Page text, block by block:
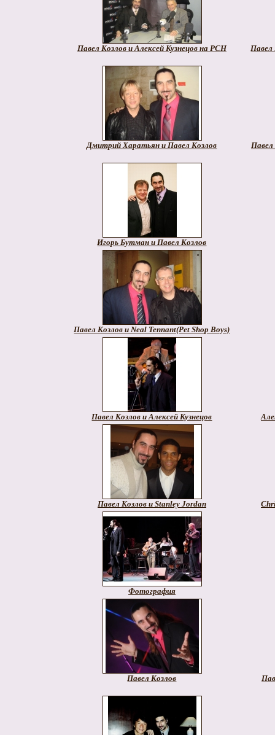
Павел Козлов и Алексей Кузнецов на РСН Павел
Дмитрий Харатьян и Павел Козлов Павел
Игорь Бутман и Павел Козлов
Павел Козлов и Neal Tennant(Pet Shop Boys)
Павел Козлов и Алексей Кузнецов
Павел Козлов и Stanley Jordan
Фотография
Павел Козлов